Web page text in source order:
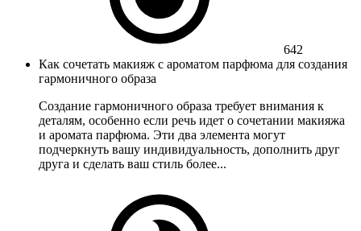
642
Как сочетать макияж с ароматом парфюма для создания
гармоничного образа
Создание гармоничного образа требует внимания к
деталям, особенно если речь идет о сочетании макияжа
и аромата парфюма. Эти два элемента могут
подчеркнуть вашу индивидуальность, дополнить друг
друга и сделать ваш стиль более...